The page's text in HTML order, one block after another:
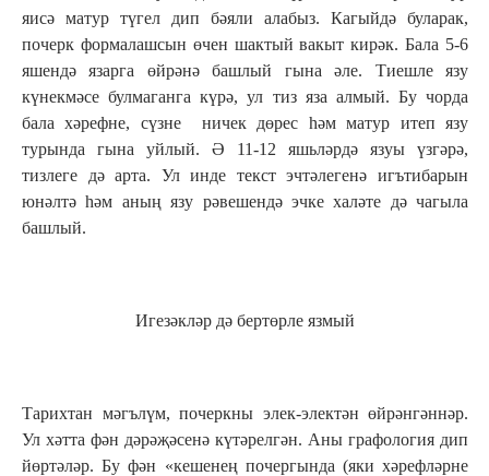
яисә матур түгел дип бәяли алабыз. Кагыйдә буларак,
почерк формалашсын өчен шактый вакыт кирәк. Бала 5-6
яшендә язарга өйрәнә башлый гына әле. Тиешле язу
күнекмәсе булмаганга күрә, ул тиз яза алмый. Бу чорда
бала хәрефне, сүзне ничек дөрес һәм матур итеп язу
турында гына уйлый. Ә 11-12 яшьләрдә язуы үзгәрә,
тизлеге дә арта. Ул инде текст эчтәлегенә игътибарын
юнәлтә һәм аның язу рәвешендә эчке халәте дә чагыла
башлый.
Игезәкләр дә бертөрле язмый
Тарихтан мәгълүм, почеркны элек-электән өйрәнгәннәр.
Ул хәтта фән дәрәҗәсенә күтәрелгән. Аны графология дип
йөртәләр. Бу фән «кешенең почергында (яки хәрефләрне